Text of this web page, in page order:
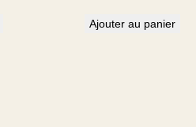
0
Ajouter au panier